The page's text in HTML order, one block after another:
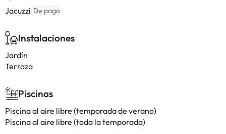
Jacuzzi De pago
Instalaciones
Jardín
Terraza
Piscinas
Piscina al aire libre (temporada de verano)
Piscina al aire libre (toda la temporada)